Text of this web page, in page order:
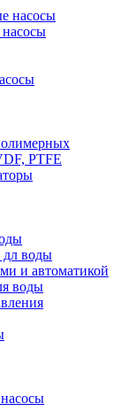
насосы
PTFE
дл воды
и автоматикой
воды